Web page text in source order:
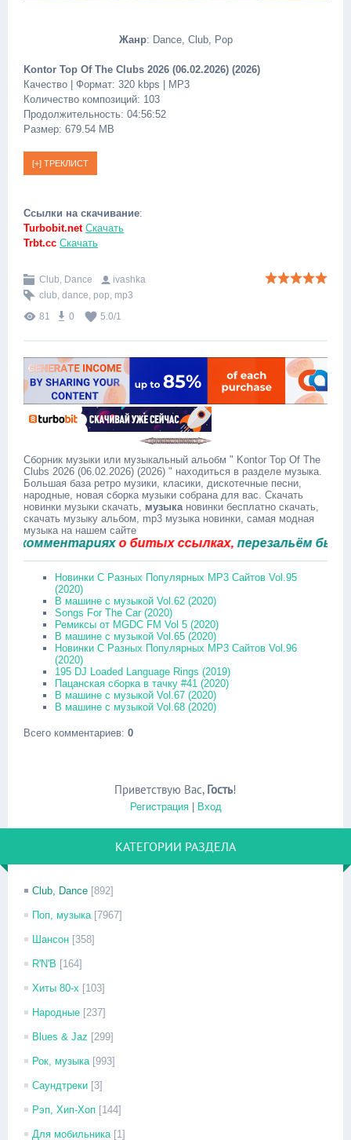
Жанр: Dance, Club, Pop
Kontor Top Of The Clubs 2026 (06.02.2026) (2026)
Качество | Формат: 320 kbps | MP3
Количество композиций: 103
Продолжительность: 04:56:52
Размер: 679.54 MB
Ссылки на скачивание:
Turbobit.net Скачать
Trbt.cc Скачать
Club, Dance
ivashka
club, dance, pop, mp3
81
0 5.0/1
Сборник музыки или музыкальный альобм " Kontor Top Of The
Clubs 2026 (06.02.2026) (2026) " находиться в разделе музыка.
Большая база ретро музики, класики, дискотечные песни,
народные, новая сборка музыки собрана для вас. Скачать
новинки музыки скачать, музыкановинки бесплатно скачать,
скачать музыку альбом, mp3 музыка новинки, самая модная
музыка на нашем сайте
о битых ссылках,перезальём быстро.
Новинки С Разных Популярных MP3 Сайтов Vol.95
(2020)
В машине с музыкой Vol.62 (2020)
Songs For The Car (2020)
Ремиксы от MGDC FM Vol 5 (2020)
В машине с музыкой Vol.65 (2020)
Новинки С Разных Популярных MP3 Сайтов Vol.96
(2020)
195 DJ Loaded Language Rings (2019)
Пацанская сборка в тачку #41 (2020)
В машине с музыкой Vol.67 (2020)
В машине с музыкой Vol.68 (2020)
Всего комментариев: 0
Приветствую Вас, Гость!
Регистрация| Вход
КАТЕГОРИИ РАЗДЕЛА
Club, Dance [892]
Поп, музыка [7967]
Шансон [358]
R'N'B [164]
Хиты 80-х [103]
Народные [237]
Blues & Jaz [299]
Рок, музыка [993]
Саундтреки [3]
Рэп, Хип-Хоп [144]
Для мобильника [1]